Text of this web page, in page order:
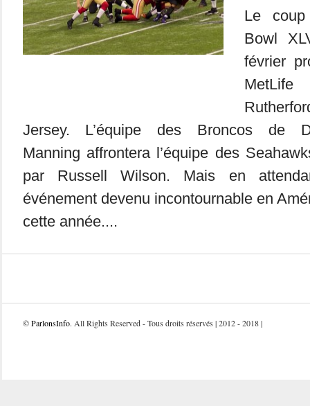
Le
Bowl
février
MetLife
Jersey. L’équipe des Broncos de
Manning affrontera l’équipe des
par Russell Wilson. Mais en
événement devenu incontournable en
cette année....
©ParlonsInfo. All Rights Reserved - Tous droits réservés | 2012 - 2018 |